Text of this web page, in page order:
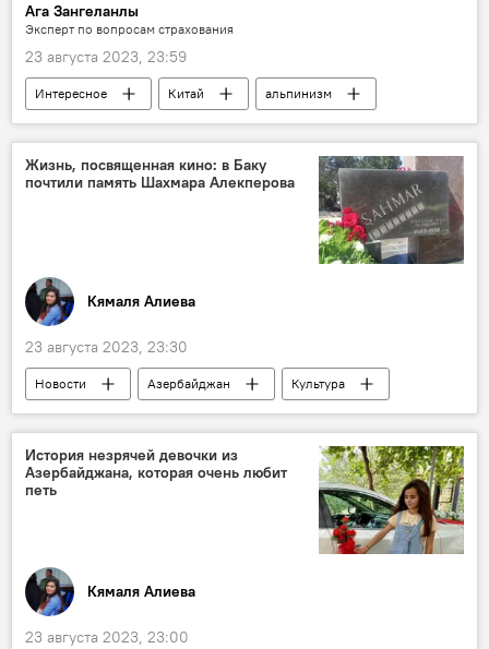
Ага Зангеланлы
Эксперт по вопросам страхования
23 августа 2023, 23:59
Интересное Китай
альпинизм
альпинисты
Магазин
скала
гора
Жизнь, посвященная кино: в Баку
почтили память Шахмара Алекперова
Кямаля Алиева
23 августа 2023, 23:30
Новости Азербайджан
Культура
Шахмар Алекперов
кинематография
История незрячей девочки из
Азербайджана, которая очень любит
петь
Кямаля Алиева
23 августа 2023, 23:00